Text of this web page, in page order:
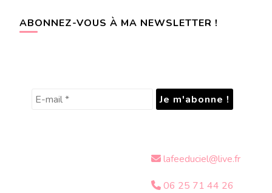
ABONNEZ-VOUS À MA NEWSLETTER !
lafeeduciel@live.fr
06 25 71 44 26